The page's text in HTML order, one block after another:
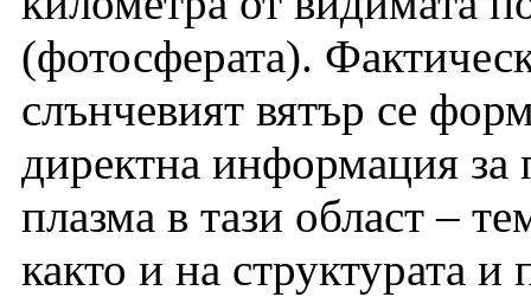
(фотосферата).
слънчевият вятър се
директна информация за
плазма в тази област –
както и на структурата